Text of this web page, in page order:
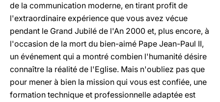
de la communication moderne, en tirant profit de
l'extraordinaire expérience que vous avez vécue
pendant le Grand Jubilé de l'An 2000 et, plus encore, à
l'occasion de la mort du bien-aimé Pape Jean-Paul II,
un événement qui a montré combien l'humanité désire
connaître la réalité de l'Eglise. Mais n'oubliez pas que
pour mener à bien la mission qui vous est confiée, une
formation technique et professionnelle adaptée est